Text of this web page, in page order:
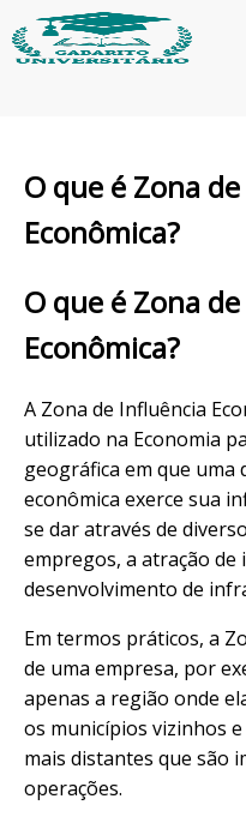
O que é Zona
Econômica?
O que é Zona
Econômica?
A Zona de Influência
utilizado na Economia
geográfica em que uma
econômica exerce sua
se dar através de
empregos, a atração de
desenvolvimento de
Em termos práticos, a
de uma empresa, por
apenas a região onde
os municípios vizinhos
mais distantes que são
operações.